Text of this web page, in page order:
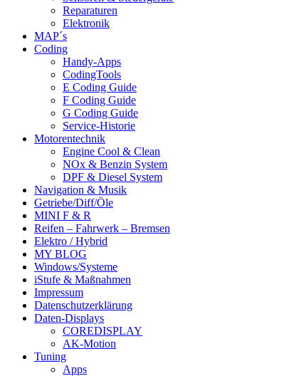
Reparaturen
Elektronik
MAP´s
Coding
Handy-Apps
CodingTools
E Coding Guide
F Coding Guide
G Coding Guide
Service-Historie
Motorentechnik
Engine Cool & Clean
NOx & Benzin System
DPF & Diesel System
Navigation & Musik
Getriebe/Diff/Öle
MINI F & R
Reifen – Fahrwerk – Bremsen
Elektro / Hybrid
MY BLOG
Windows/Systeme
iStufe & Maßnahmen
Impressum
Datenschutzerklärung
Daten-Displays
COREDISPLAY
AK-Motion
Tuning
Apps